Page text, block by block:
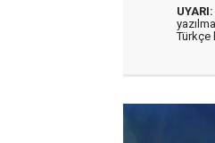
UYARI:
Türkçe